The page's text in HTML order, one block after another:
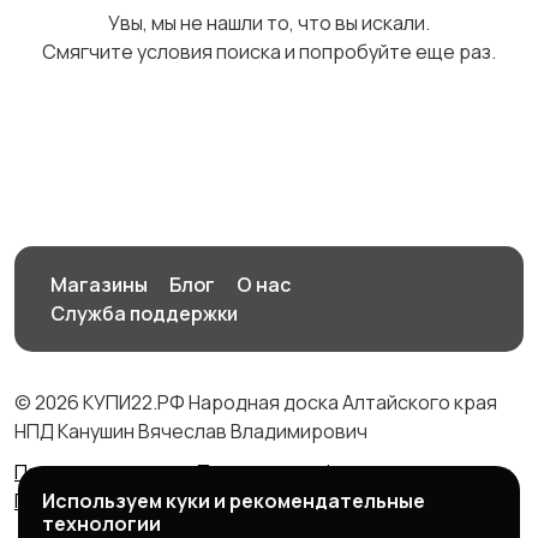
Образование и наука
Перевозки, склад,
закупки4
Продажи2
Увы, мы не нашли то, что вы искали.
Смягчите условия поиска и попробуйте еще раз.
Магазины Блог
О нас
Служба поддержки
© 2026 КУПИ22.РФ Народная доска Алтайского края
НПД Канушин Вячеслав Владимирович
Правила сервиса
Политика конфиденциальности
Политика использования cookie
Используем куки и рекомендательные
технологии